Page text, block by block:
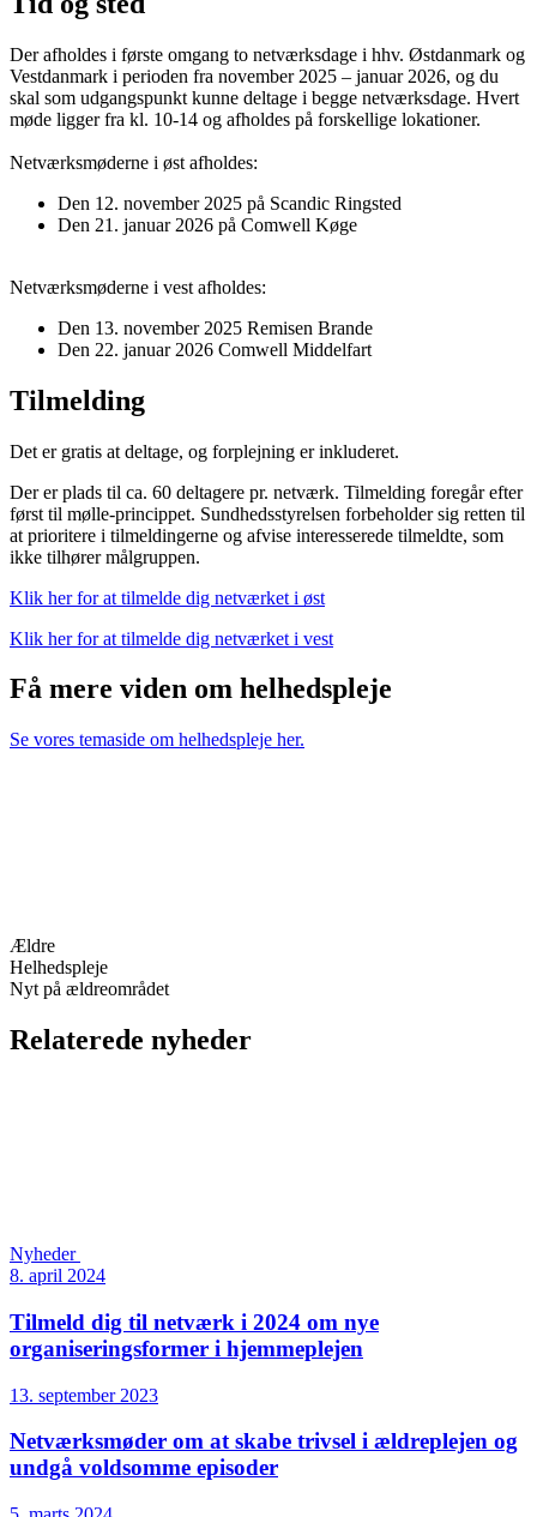
Der afholdes i første omgang to netværksdage i hhv. Østdanmark og
Vestdanmark i perioden fra november 2025 – januar 2026, og du
skal som udgangspunkt kunne deltage i begge netværksdage. Hvert
møde ligger fra kl. 10-14 og afholdes på forskellige lokationer.
Netværksmøderne i øst afholdes:
Den 12. november 2025 på Scandic Ringsted
Den 21. januar 2026 på Comwell Køge
Netværksmøderne i vest afholdes:
Den 13. november 2025 Remisen Brande
Den 22. januar 2026 Comwell Middelfart
Tilmelding
Det er gratis at deltage, og forplejning er inkluderet.
Der er plads til ca. 60 deltagere pr. netværk. Tilmelding foregår efter
først til mølle-princippet. Sundhedsstyrelsen forbeholder sig retten til
at prioritere i tilmeldingerne og afvise interesserede tilmeldte, som
ikke tilhører målgruppen.
Klik her for at tilmelde dig netværket i øst
Klik her for at tilmelde dig netværket i vest
Få mere viden om helhedspleje
Se vores temaside om helhedspleje her.
Ældre
Helhedspleje
Nyt på ældreområdet
Relaterede nyheder
Nyheder
8. april 2024
Tilmeld dig til netværk i 2024 om nye
organiseringsformer i hjemmeplejen
13. september 2023
Netværksmøder om at skabe trivsel i ældreplejen og
undgå voldsomme episoder